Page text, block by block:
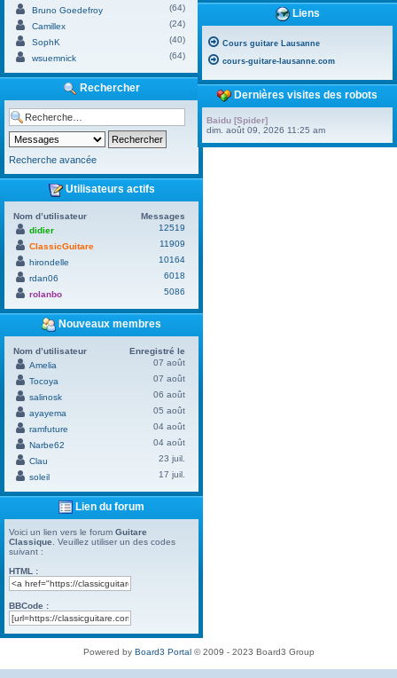
Bruno Goedefroy
(64)
Camillex
(24)
SophK
(40)
wsuemnick
(64)
Rechercher
Recherche avancée
Utilisateurs actifs
Nom d’utilisateur
Messages
didier
12519
ClassicGuitare
11909
hirondelle
10164
rdan06
6018
rolanbo
5086
Nouveaux membres
Nom d’utilisateur
Enregistré le
Amelia
07 août
Tocoya
07 août
salinosk
06 août
ayayema
05 août
ramfuture
04 août
Narbe62
04 août
Clau
23 juil.
soleil
17 juil.
Lien du forum
Voici un lien vers le forum Guitare
Classique . Veuillez utiliser un des codes
suivant :
HTML :
BBCode :
Liens
Cours guitare Lausanne
cours-guitare-lausanne.com
Dernières visites des robots
Baidu [Spider]
dim. août 09, 2026 11:25 am
Powered by Board3 Portal© 2009 - 2023 Board3 Group